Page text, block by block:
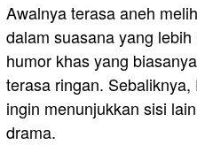
Awalnya terasa aneh
dalam suasana yang
humor khas yang
terasa ringan.
ingin menunjukkan sisi
drama.